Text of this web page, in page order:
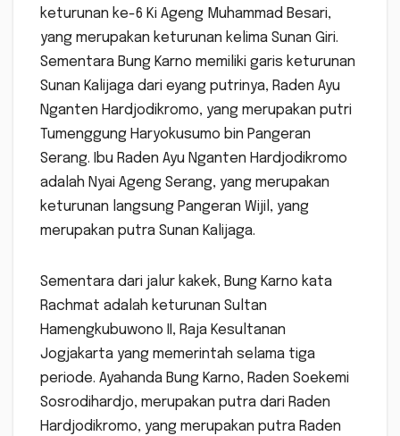
keturunan ke-6 Ki Ageng Muhammad Besari,
yang merupakan keturunan kelima Sunan Giri.
Sementara Bung Karno memiliki garis keturunan
Sunan Kalijaga dari eyang putrinya, Raden Ayu
Nganten Hardjodikromo, yang merupakan putri
Tumenggung Haryokusumo bin Pangeran
Serang. Ibu Raden Ayu Nganten Hardjodikromo
adalah Nyai Ageng Serang, yang merupakan
keturunan langsung Pangeran Wijil, yang
merupakan putra Sunan Kalijaga.
Sementara dari jalur kakek, Bung Karno kata
Rachmat adalah keturunan Sultan
Hamengkubuwono II, Raja Kesultanan
Jogjakarta yang memerintah selama tiga
periode. Ayahanda Bung Karno, Raden Soekemi
Sosrodihardjo, merupakan putra dari Raden
Hardjodikromo, yang merupakan putra Raden